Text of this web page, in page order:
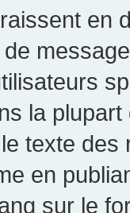
en
la
texte
en
sur le